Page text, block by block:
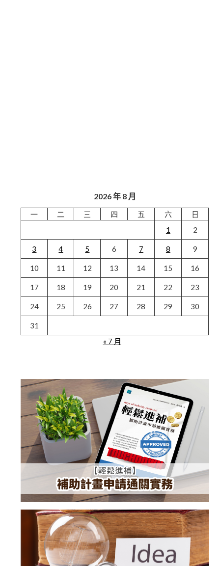
2026 年 8 月
一 二 三 四 五 六
日
1
2
3 4 5 6 7 8 9
10 11 12 13 14 15 16
17 18 19 20 21 22 23
24 25 26 27 28 29 30
31
« 7 月